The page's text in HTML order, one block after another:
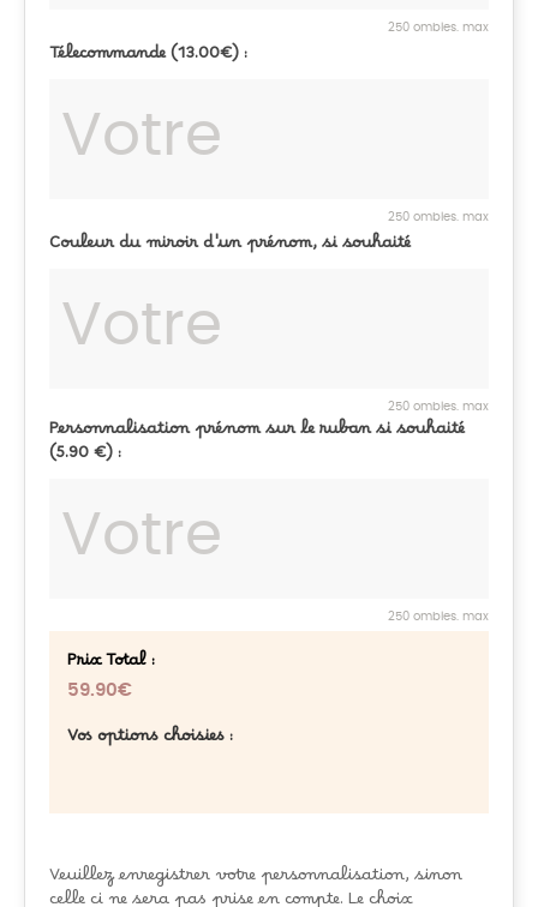
250 ombles. max
Télecommande (13.00€) :
250 ombles. max
Couleur du miroir d'un prénom, si souhaité
250 ombles. max
Personnalisation prénom sur le ruban si souhaité
(5.90 €) :
250 ombles. max
Prix Total :
59.90€
Vos options choisies :
Veuillez enregistrer votre personnalisation, sinon